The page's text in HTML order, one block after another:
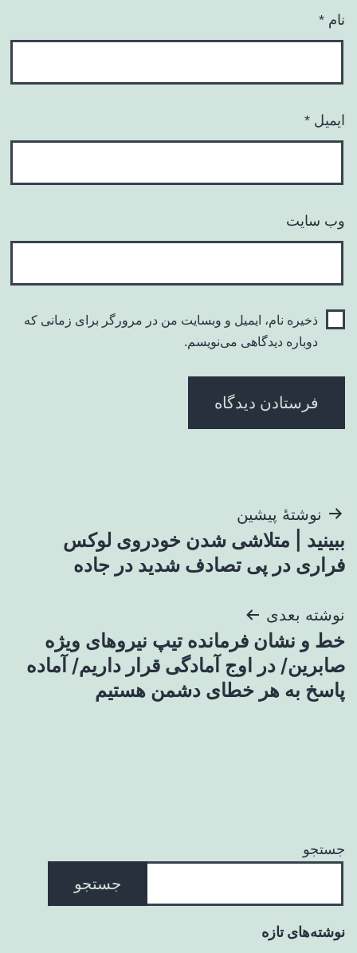
نام *
ایمیل *
وب‌ سایت
ذخیره نام، ایمیل و وبسایت من در مرورگر برای زمانی که
دوباره دیدگاهی می‌نویسم.
راهبری
نوشته
نوشتهٔ پیشین
ببینید | متلاشی شدن خودروی لوکس
فراری در پی تصادف شدید در جاده
نوشته بعدی
خط و نشان فرمانده تیپ نیروهای ویژه
صابرین/ در اوج آمادگی قرار داریم/ آماده
پاسخ به هر خطای دشمن هستیم
جستجو
جستجو
نوشته‌های تازه